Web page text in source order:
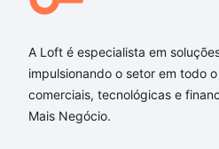
A Loft é especialista em
impulsionando o setor em todo
comerciais, tecnológicas e
Mais Negócio.